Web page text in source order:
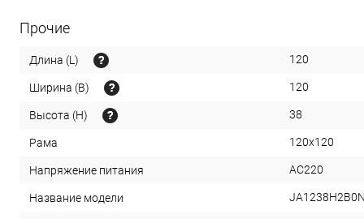
Прочие
Длина (L) 120
Ширина (B) 120
Высота (H) 38
Рама 120x120
Напряжение питания AC220
Название модели JA1238H2B0N